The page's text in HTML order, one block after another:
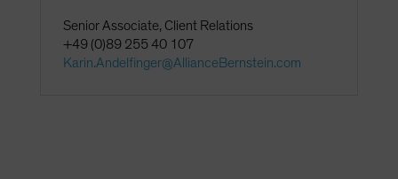
Senior Associate, Client Relations
+49 (0)89 255 40 107
Karin.Andelfinger@AllianceBernstein.com